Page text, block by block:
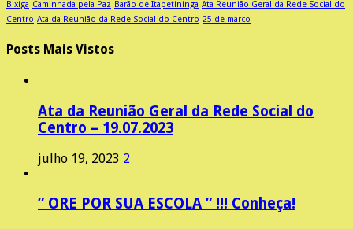
Bixiga Caminhada pela Paz Barão de Itapetininga Ata Reunião Geral da Rede Social do
Centro Ata da Reunião da Rede Social do Centro 25 de marco
Posts Mais Vistos
Ata da Reunião Geral da Rede Social do
Centro – 19.07.2023
julho 19, 2023 2
” ORE POR SUA ESCOLA ” !!! Conheça!